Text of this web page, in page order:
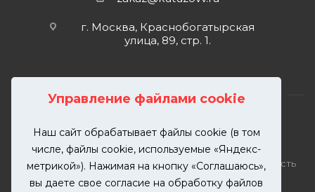
Управление файлами cookie
Наш сайт обрабатывает файлы cookie (в том
числе, файлы cookie, используемые «Яндекс-
метрикой»). Нажимая на кнопку «Соглашаюсь»,
вы даете свое согласие на обработку файлов
г. Москва, Краснобогатырская
улица, 89, стр. 1.
2026 © KUTUZOVV | Кузовной ремонт и покраска
автомобилей. Вся информация на сайте – собственность
ООО "КУТУЗОВВ"